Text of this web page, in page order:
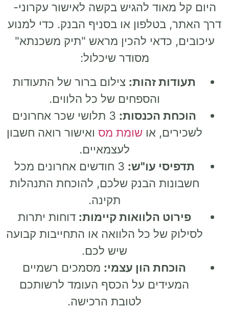
היום קל מאוד להגיש בקשה לאישור עקרוני-
דרך האתר, בטלפון או בסניף הבנק. כדי למנוע
עיכובים, כדאי להכין מראש "תיק משכנתא"
מסודר שיכלול:
תעודות זהות: צילום ברור של התעודות
והספחים של כל הלווים.
הוכחת הכנסות:
3 תלושי שכר אחרונים
לשכירים, או שומת מס ואישור רואה חשבון
לעצמאיים.
תדפיסי עו"ש:
3 חודשים אחרונים מכל
חשבונות הבנק שלכם, להוכחת התנהלות
תקינה.
פירוט הלוואות קיימות: דוחות יתרות
לסילוק של כל הלוואה או התחייבות קבועה
שיש לכם.
הוכחת הון עצמי: מסמכים רשמיים
המעידים על הכסף העומד לרשותכם
לטובת הרכישה.